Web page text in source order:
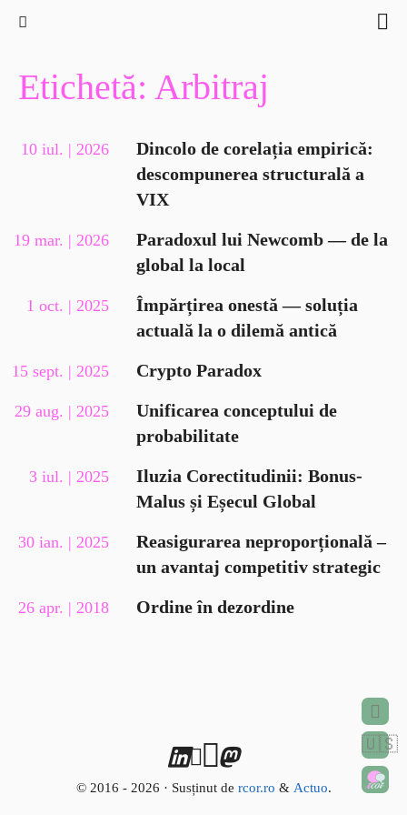
🇺🇸
Etichetă: Arbitraj
10 iul. | 2026
Dincolo de corelația empirică:
descompunerea structurală a
VIX
19 mar. | 2026
Paradoxul lui Newcomb — de la
global la local
1 oct. | 2025
Împărțirea onestă — soluția
actuală la o dilemă antică
15 sept. | 2025 Crypto Paradox
29 aug. | 2025
Unificarea conceptului de
probabilitate
3 iul. | 2025
Iluzia Corectitudinii: Bonus-
Malus și Eșecul Global
30 ian. | 2025
Reasigurarea neproporțională –
un avantaj competitiv strategic
26 apr. | 2018 Ordine în dezordine
© 2016 - 2026 · Susținut de rcor.ro & Actuo.